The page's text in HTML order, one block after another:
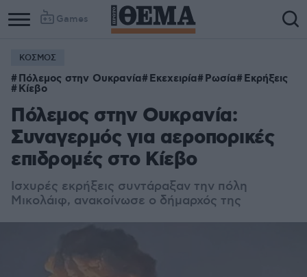
Games
ΚΟΣΜΟΣ
Πόλεμος στην Ουκρανία Εκεχειρία Ρωσία Εκρήξεις
Κίεβο
Πόλεμος στην Ουκρανία:
Συναγερμός για αεροπορικές
επιδρομές στο Κίεβο
Ισχυρές εκρήξεις συντάραξαν την πόλη
Μικολάιφ, ανακοίνωσε ο δήμαρχός της